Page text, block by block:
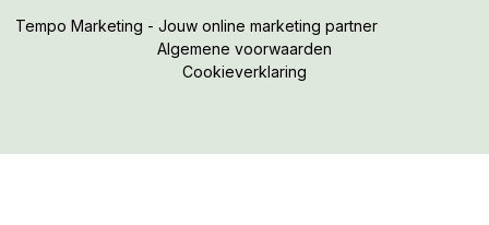
Tempo Marketing - Jouw online marketing partner
Algemene voorwaarden
Cookieverklaring